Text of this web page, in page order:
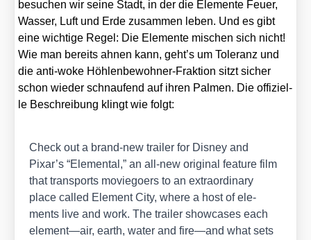
besu­chen wir sei­ne Stadt, in der die Ele­men­te Feu­er,
Was­ser, Luft und Erde zusam­men leben. Und es gibt
eine wich­ti­ge Regel: Die Ele­men­te mischen sich nicht!
Wie man bereits ahnen kann, geht’s um Tole­ranz und
die anti-woke Höh­len­be­woh­ner-Frak­ti­on sitzt sicher
schon wie­der schnau­fend auf ihren Pal­men. Die offi­zi­el­
le Beschrei­bung klingt wie folgt:
Check out a brand-new trai­ler for Dis­ney and
Pixar’s “Ele­men­tal,” an all-new ori­gi­nal fea­ture film
that trans­ports movie­goers to an extra­or­di­na­ry
place cal­led Ele­ment City, whe­re a host of ele­
ments live and work. The trai­ler show­ca­ses each
element—air, earth, water and fire—and what sets